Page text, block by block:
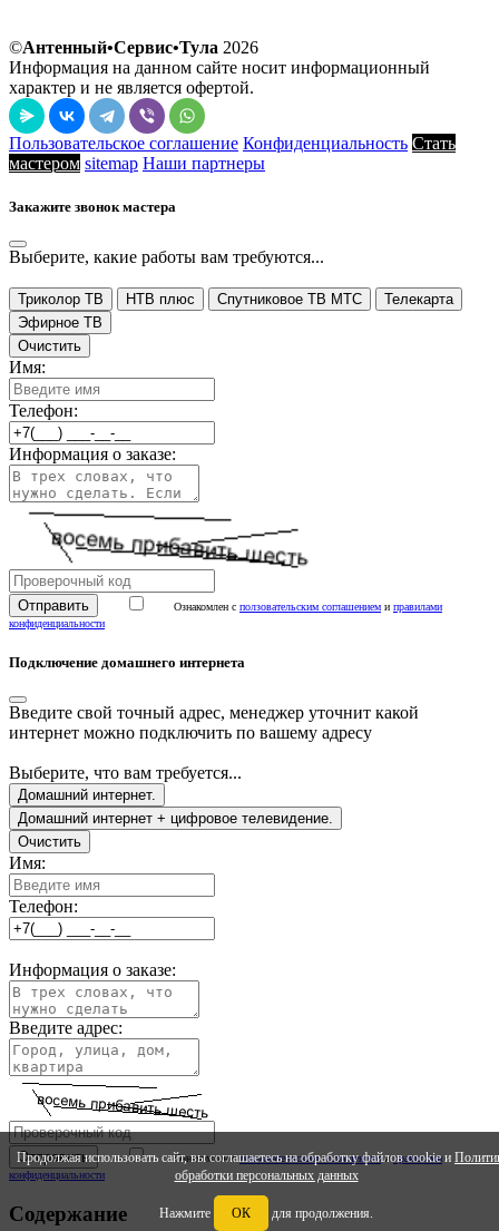
Продолжая использовать сайт, вы соглашаетесь на обработку файлов cookie и
обработки персональных данных
Нажмите ОК для продолжения.
©Антенный•Сервис•Тула 2026
Информация на данном сайте носит информационный
характер и не является офертой.
Пользовательское соглашение Конфиденциальность Стать
мастером sitemap Наши партнеры
Закажите звонок мастера
Выберите, какие работы вам требуются...
Триколор ТВ НТВ плюс Спутниковое ТВ МТС
Телекарта
Эфирное ТВ
Очистить
Имя:
Телефон:
Информация о заказе:
Ознакомлен с ползовательским соглашением и правилами
конфиденциальности
Подключение домашнего интернета
Введите свой точный адрес, менеджер уточнит какой
интернет можно подключить по вашему адресу
Выберите, что вам требуется...
Домашний интернет.
Домашний интернет + цифровое телевидение.
Очистить
Имя:
Телефон:
Информация о заказе:
Введите адрес:
Ознакомлен сползовательским соглашениемиправилами
конфиденциальности
Содержание